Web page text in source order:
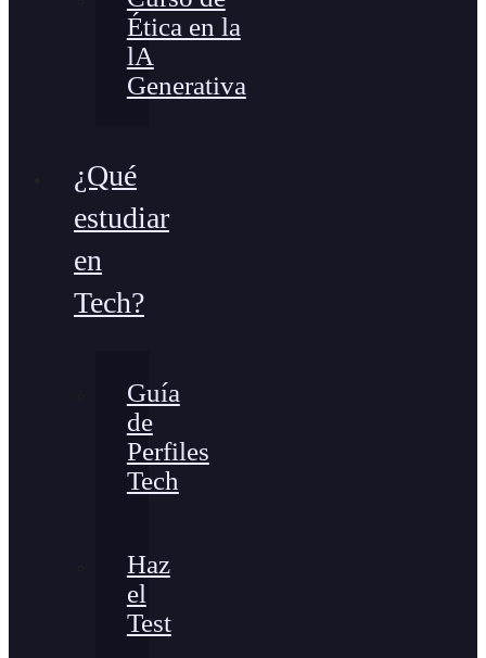
Ética en la
lA
Generativa
¿Qué
estudiar
en
Tech?
Guía
de
Perfiles
Tech
Haz
el
Test